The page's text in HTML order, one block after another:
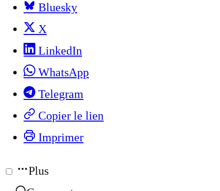
Bluesky
X
LinkedIn
WhatsApp
Telegram
Copier le lien
Imprimer
Plus